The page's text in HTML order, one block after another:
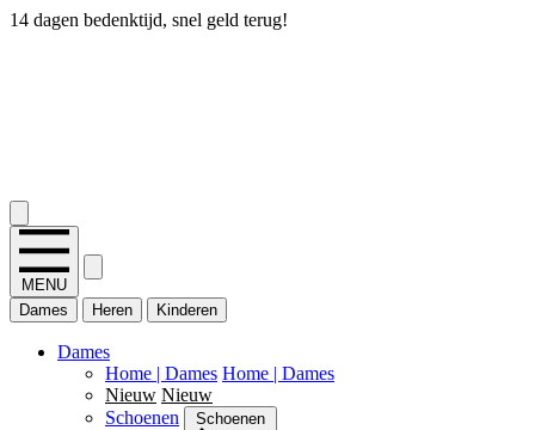
14 dagen bedenktijd, snel geld terug!
MENU
Dames
Heren Kinderen
Dames
Home | Dames Home | Dames
Nieuw Nieuw
Schoenen
Schoenen